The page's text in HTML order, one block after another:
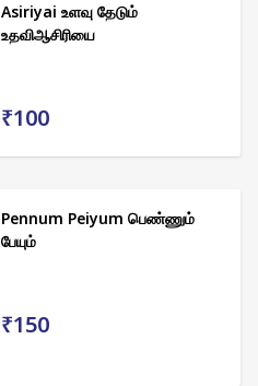
Asiriyai உளவு தேடும்
உதவிஆசிரியை
₹100
Pennum Peiyum பெண்ணும்
பேயும்
₹150